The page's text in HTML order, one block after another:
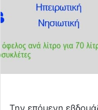
Την επόμενη